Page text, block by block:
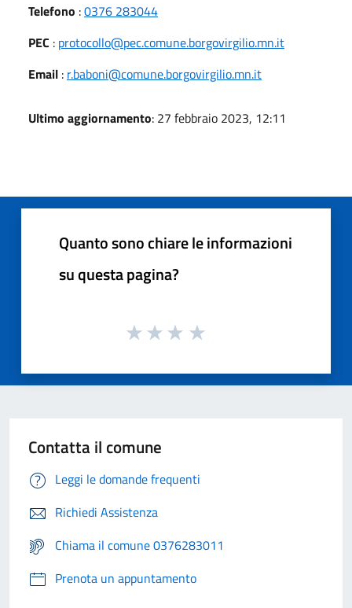
Telefono :0376 283044
PEC : protocollo@pec.comune.borgovirgilio.mn.it
Email : r.baboni@comune.borgovirgilio.mn.it
Ultimo aggiornamento: 27 febbraio 2023, 12:11
Quanto sono chiare le informazioni
su questa pagina?
Contatta il comune
Leggi le domande frequenti
Richiedi Assistenza
Chiama il comune 0376283011
Prenota un appuntamento